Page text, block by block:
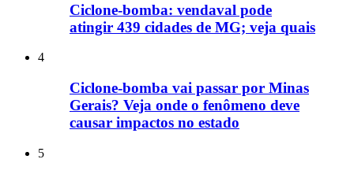
Ciclone-bomba: vendaval pode
atingir 439 cidades de MG; veja quais
4
Ciclone-bomba vai passar por Minas
Gerais? Veja onde o fenômeno deve
causar impactos no estado
5